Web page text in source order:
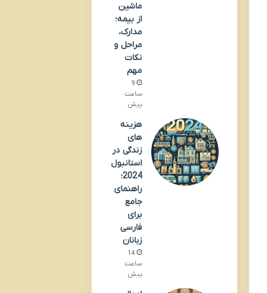
ماشین
از بیمه؛
مدارک،
مراحل و
نکات
مهم
9
ساعت
پیش
هزینه
های
زندگی در
استانبول
2024؛
راهنمای
جامع
برای
فارسی
زبانان
14
ساعت
پیش